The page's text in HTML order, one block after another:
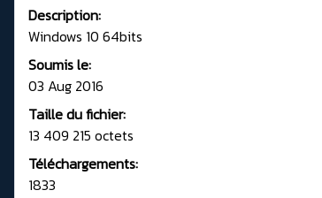
Description:
Windows 10 64bits
Soumis le:
03 Aug 2016
Taille du fichier:
13 409 215 octets
Téléchargements:
1833